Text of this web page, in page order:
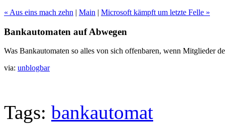
« Aus eins mach zehn | Main | Microsoft kämpft um letzte Felle »
Bankautomaten auf Abwegen
Was Bankautomaten so alles von sich offenbaren, wenn Mitglieder
via: unblogbar
Tags: bankautomat